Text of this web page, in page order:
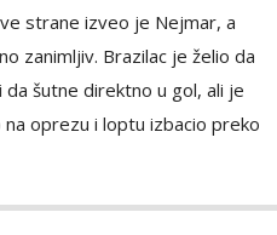
strane izveo je Nejmar, a
zanimljiv. Brazilac je želio da
da šutne direktno u gol, ali je
oprezu i loptu izbacio preko